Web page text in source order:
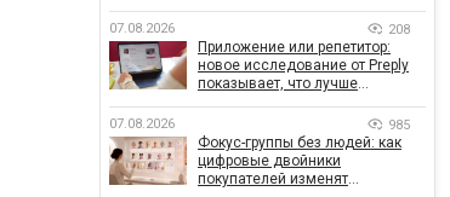
07.08.2026 208
Приложение или репетитор:
новое исследование от Preply
показывает, что лучше
07.08.2026 985
Фокус-группы без людей: как
цифровые двойники
покупателей изменят